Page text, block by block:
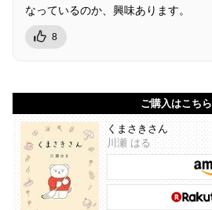
なっているのか、興味あります。
8
ご購入はこちら
くまさきさん
川瀬 はる